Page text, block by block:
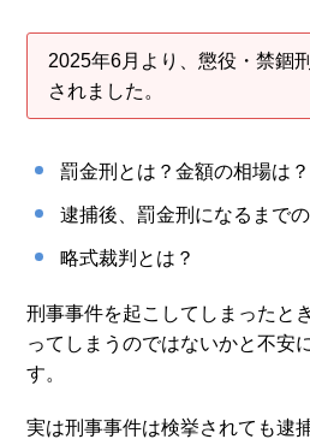
アクセス
解決実績
ご依頼者からのお手紙
無料相談の口コミ評判
2025年6月より、懲役・禁錮
されました。
罰金刑とは？金額の相場は？
逮捕後、罰金刑になるまで
略式裁判とは？
刑事事件を起こしてしまったと
ってしまうのではないかと不安
す。
実は刑事事件は検挙されても逮